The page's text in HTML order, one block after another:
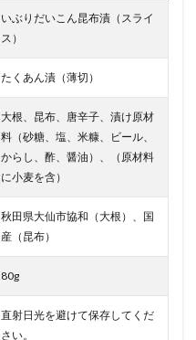
いぶりだいこん昆布漬（スライ
ス）
たくあん漬（薄切）
大根、昆布、唐辛子、漬け原材
料（砂糖、塩、米糠、ビール、
からし、酢、醤油）、（原材料
に小麦を含）
秋田県大仙市協和（大根）、国
産（昆布）
80g
直射日光を避けて保存してくだ
さい。